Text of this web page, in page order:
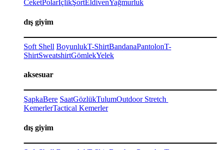
CeketPolarİçlikŞortEldivenYağmurluk
dış giyim
Soft Shell BoyunlukT-ShirtBandanaPantolonT-
ShirtSweatshirtGömlekYelek
aksesuar
ŞapkaBere SaatGözlükTulumOutdoor Stretch
KemerlerTactical Kemerler
dış giyim